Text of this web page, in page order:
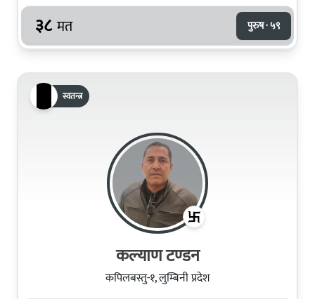
३८ मत पुरुष · ५९
स्वतन्त्र
कल्याण टण्‍डन
कपिलबस्तु-१, लुम्बिनी प्रदेश